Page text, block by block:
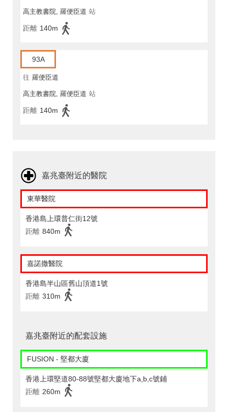
高主教書院, 羅便臣道 站
距離 140m
93A
往 羅便臣道
高主教書院, 羅便臣道 站
距離 140m
嘉兆臺附近的醫院
東華醫院
香港島上環普仁街12號
距離 840m
嘉諾撒醫院
香港島半山區舊山頂道1號
距離 310m
嘉兆臺附近的配套設施
FUSION - 堅都大廈
香港上環堅道80-88號堅都大廈地下a,b,c號鋪
距離 260m